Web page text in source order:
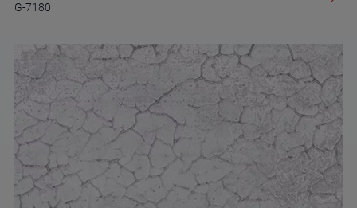
G-7180